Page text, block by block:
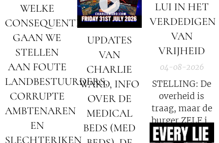
LUI IN HET
VERDEDIGEN
VAN
VRIJHEID
04-08-2026
STELLING: De
overheid is
traag, maar de
burger ZELF is
de oorzaak!
WELKE
CONSEQUENTIES
GAAN WE
STELLEN
AAN FOUTE
LANDBESTUURDERS,
CORRUPTE
AMBTENAREN
EN
SLECHTERIKEN
UPDATES
VAN
CHARLIE
WARD, INFO
OVER DE
MEDICAL
BEDS (MED